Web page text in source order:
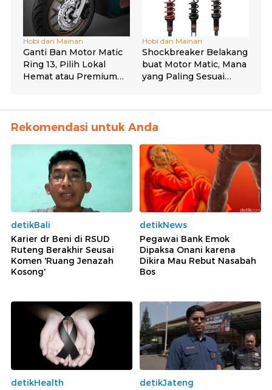
Rekomendasi untuk Anda
detikBali
Karier dr Beni di RSUD
Ruteng Berakhir Seusai
Komen 'Ruang Jenazah
Kosong'
detikNews
Pegawai Bank Emok
Dipaksa Onani karena
Dikira Mau Rebut Nasabah
Bos
detikHealth
detikJateng